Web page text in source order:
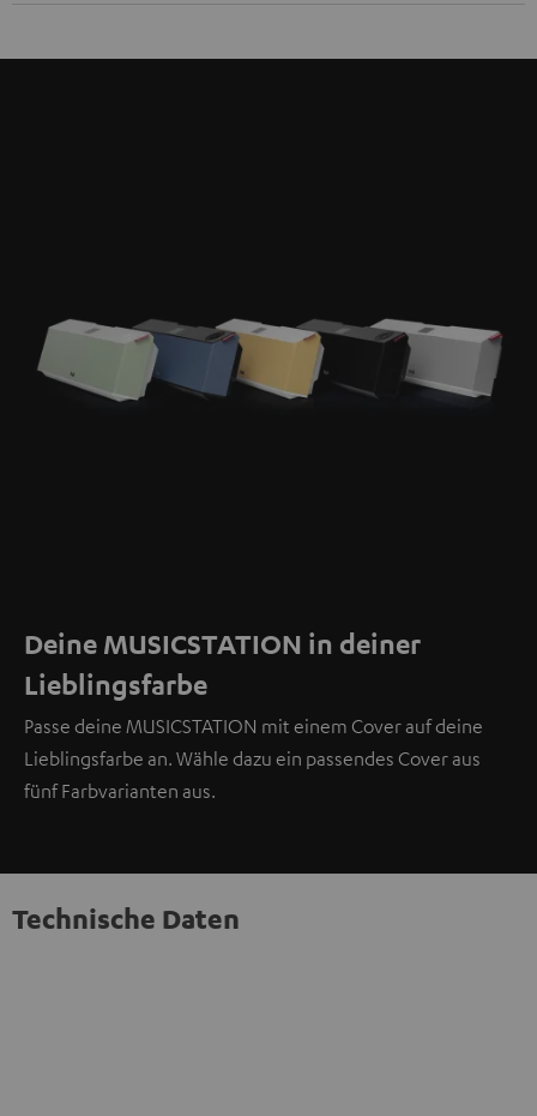
Deine MUSICSTATION in deiner
Lieblingsfarbe
Passe deine MUSICSTATION mit einem Cover auf deine
Lieblingsfarbe an. Wähle dazu ein passendes Cover aus
fünf Farbvarianten aus.
Technische Daten